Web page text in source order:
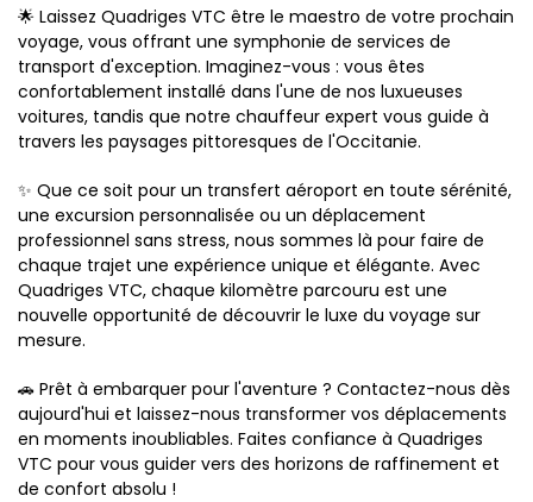
🌟 Laissez Quadriges VTC être le maestro de votre prochain
voyage, vous offrant une symphonie de services de
transport d'exception. Imaginez-vous : vous êtes
confortablement installé dans l'une de nos luxueuses
voitures, tandis que notre chauffeur expert vous guide à
travers les paysages pittoresques de l'Occitanie.
✨ Que ce soit pour un transfert aéroport en toute sérénité,
une excursion personnalisée ou un déplacement
professionnel sans stress, nous sommes là pour faire de
chaque trajet une expérience unique et élégante. Avec
Quadriges VTC, chaque kilomètre parcouru est une
nouvelle opportunité de découvrir le luxe du voyage sur
mesure.
🚗 Prêt à embarquer pour l'aventure ? Contactez-nous dès
aujourd'hui et laissez-nous transformer vos déplacements
en moments inoubliables. Faites confiance à Quadriges
VTC pour vous guider vers des horizons de raffinement et
de confort absolu !